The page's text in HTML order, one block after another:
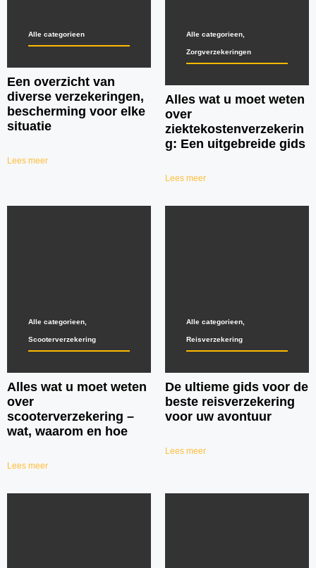
Alle categorieen
Een overzicht van
diverse verzekeringen,
bescherming voor elke
situatie
Lees meer
Alle categorieen
Zorgverzekeringen
Alles wat u moet weten
over
ziektekostenverzekerin
g: Een uitgebreide gids
Lees meer
Alle categorieen
Scooterverzekering
Alles wat u moet weten
over
scooterverzekering –
wat, waarom en hoe
Lees meer
Alle categorieen
Reisverzekering
De ultieme gids voor de
beste reisverzekering
voor uw avontuur
Lees meer